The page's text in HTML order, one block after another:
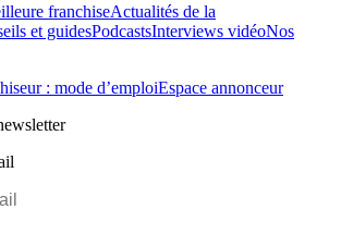
franchiseActualités de la
et guidesPodcastsInterviews vidéoNos
: mode d’emploiEspace annonceur